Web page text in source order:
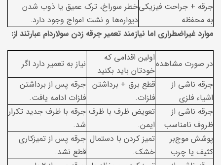
جرقه + جراحت فیزیکی
به محفظه
خطر سوراخ، ترک عمیق یا ذوب شدن
دیواره‌ها و نشت امواج وجود دارد.
موارد غیراضطراری اما نیازمند تعمیر جرقه زدن سولاردام عبارتند از:
در صورت مشاهده
اولین اقدامی که
خودتان باید بکنید
نیاز به تعمیر دارد اگر
جرقه ناشی از
اشیاء فلزی
قطع برق + برداشتن
فلزات.
جرقه پس از برداشتن
فلزات ادامه یافت.
جرقه ناشی از
ظروف نامناسب
تعویض ظرف با ظرف
ایمن.
جرقه با ظرف جدید تکرار
شد.
پوشش موج‌بر
کثیف یا چرب
تمیز کردن با دستمال
خشک.
جرقه پس از تمیزکاری
قطع نشد.